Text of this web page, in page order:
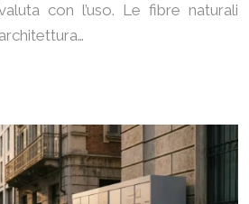
con l’uso. Le fibre naturali